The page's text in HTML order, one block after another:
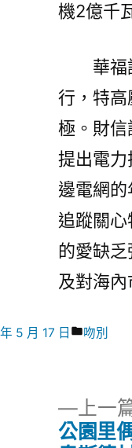
機2億千
華
行，特
極。財信
提出電
邊電網
追蹤關
的愛缺
及對海
5 月 17 日
分
吻別
上一
公園里